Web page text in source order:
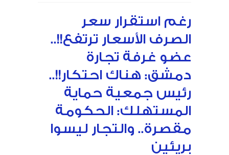
رغم استقرار سعر
الصرف الأسعار ترتفع!!..
عضو غرفة تجارة
دمشق: هناك احتكار!!..
رئيس جمعية حماية
المستهلك: الحكومة
مقصرة.. والتجار ليسوا
بريئين